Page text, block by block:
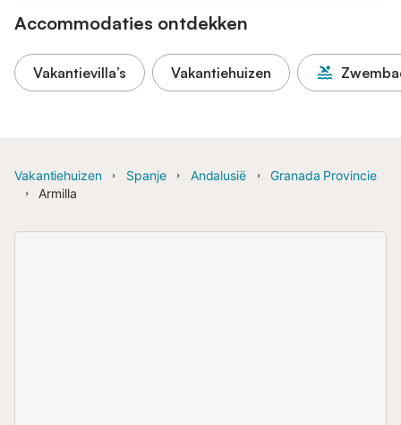
Accommodaties ontdekken
Vakantievilla’s Vakantiehuizen
Vakantiehuizen Spanje Andalusië
Granada Provincie
Armilla